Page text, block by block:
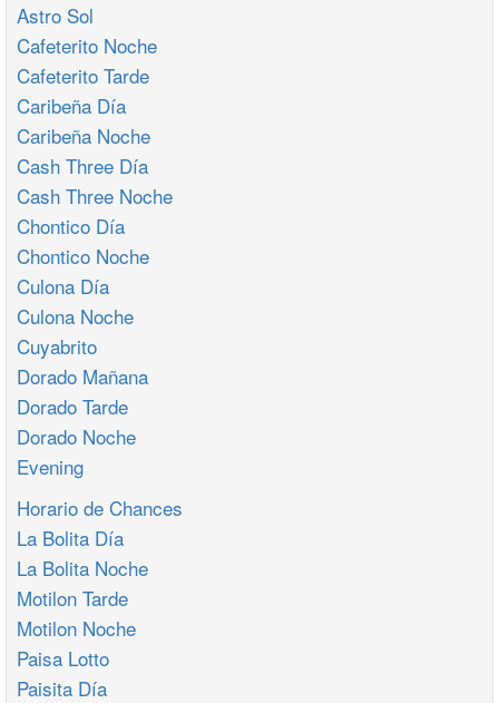
Astro Sol
Cafeterito Noche
Cafeterito Tarde
Caribeña Día
Caribeña Noche
Cash Three Día
Cash Three Noche
Chontico Día
Chontico Noche
Culona Día
Culona Noche
Cuyabrito
Dorado Mañana
Dorado Tarde
Dorado Noche
Evening
Horario de Chances
La Bolita Día
La Bolita Noche
Motilon Tarde
Motilon Noche
Paisa Lotto
Paisita Día